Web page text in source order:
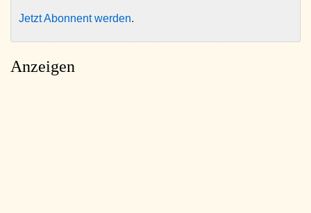
Jetzt Abonnent werden.
Anzeigen